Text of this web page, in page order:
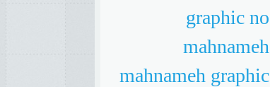
graphic no
mahnameh
mahnameh graphic